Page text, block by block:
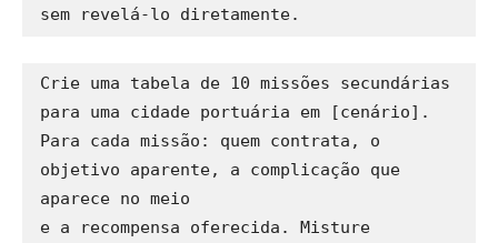
Crie uma tabela de 10 missões secundárias
para uma cidade portuária em [cenário].
Para cada missão: quem contrata, o
objetivo aparente, a complicação que
aparece no meio
e a recompensa oferecida. Misture